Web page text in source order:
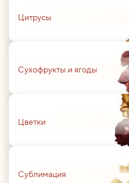
Цитрусы
Сухофрукты и ягоды
Цветки
Сублимация